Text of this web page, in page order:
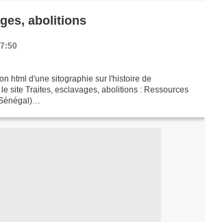
abolitions
html d'une sitographie sur l'histoire de
site Traites, esclavages, abolitions : Ressources